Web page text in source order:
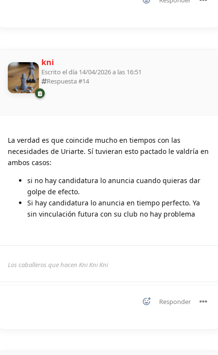
kni
Escrito el día 14/04/2026 a las 16:51
Respuesta #14
La verdad es que coincide mucho en tiempos con las
necesidades de Uriarte. Sí tuvieran esto pactado le valdría en
ambos casos:
si no hay candidatura lo anuncia cuando quieras dar
golpe de efecto.
Si hay candidatura lo anuncia en tiempo perfecto. Ya
sin vinculación futura con su club no hay problema
Los caballeros que hacen Kni Kni Kni
Responder